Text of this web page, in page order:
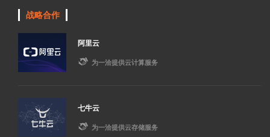
战略合作
阿里云
 为一洽提供云计算服务
七牛云
 为一洽提供云存储服务